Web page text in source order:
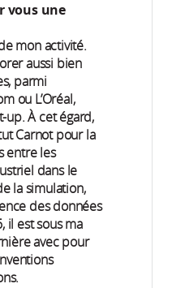
vous une
mon activité.
aussi bien
parmi
ou L’Oréal,
up. À cet égard,
Carnot pour la
entre les
dans le
la simulation,
des données
il est sous ma
avec pour